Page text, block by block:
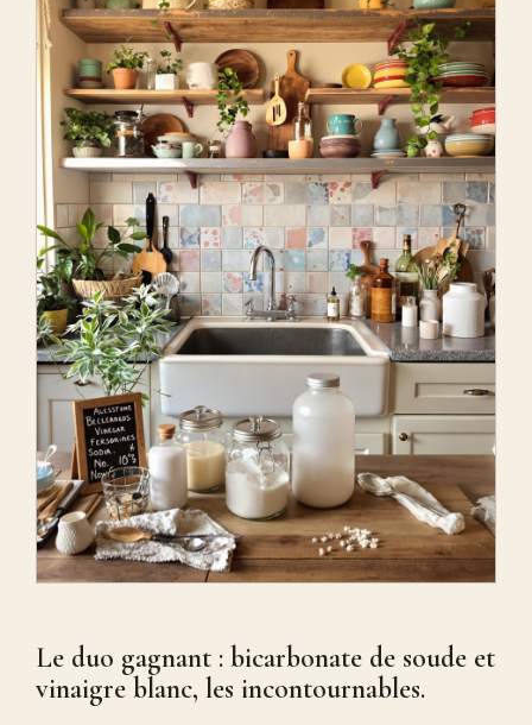
Le duo gagnant : bicarbonate de soude et
vinaigre blanc, les incontournables.